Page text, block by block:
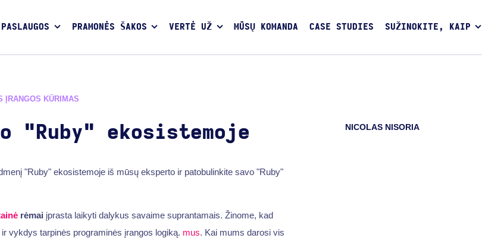
PASLAUGOS PRAMONĖS ŠAKOS VERTĖ UŽ MŪSŲ KOMANDA CASE STUDIES SUŽINOKITE, KAIP
ĮRANGOS KŪRIMAS
"Ruby" ekosistemoje NICOLAS NISORIA
"Ruby" ekosistemoje iš mūsų eksperto ir patobulinkite savo "Ruby"
rėmai įprasta laikyti dalykus savaime suprantamais. Žinome, kad
vykdys tarpinės programinės įrangos logiką. mus. Kai mums darosi vis